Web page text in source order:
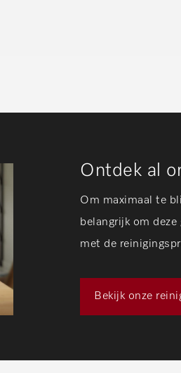
Ontdek al
Om maximaal te
belangrijk om
met de
Bekijk onze